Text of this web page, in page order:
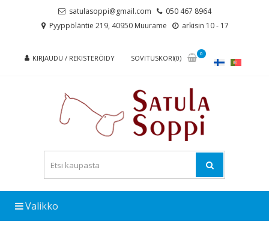
satulasoppi@gmail.com
050 467 8964
Pyyppöläntie 219, 40950 Muurame
arkisin 10 - 17
KIRJAUDU / REKISTERÖIDY SOVITUSKORI(0)
0
Valikko